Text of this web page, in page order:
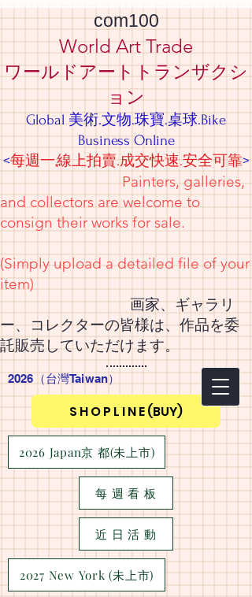
2026（台灣Taiwan）
S H O P L I N E (BUY)
2026 Japan京 都(未上市)
每 週 看 板
近 日 活 動
2027 New York (未上市)
com100
World Art Trade
ワールドアートトランザクシ
ョン
Global 美術.文物.珠寶.桌球.Bike
Business Online
<每週一,線上拍賣.成交快速.安全可靠>
Painters, galleries,
and collectors are welcome to
consign their works for sale.
(Simply upload a detailed file of your
item)
画家、ギャラリ
ー、コレクターの皆様は、作品を委
託販売していただけます。